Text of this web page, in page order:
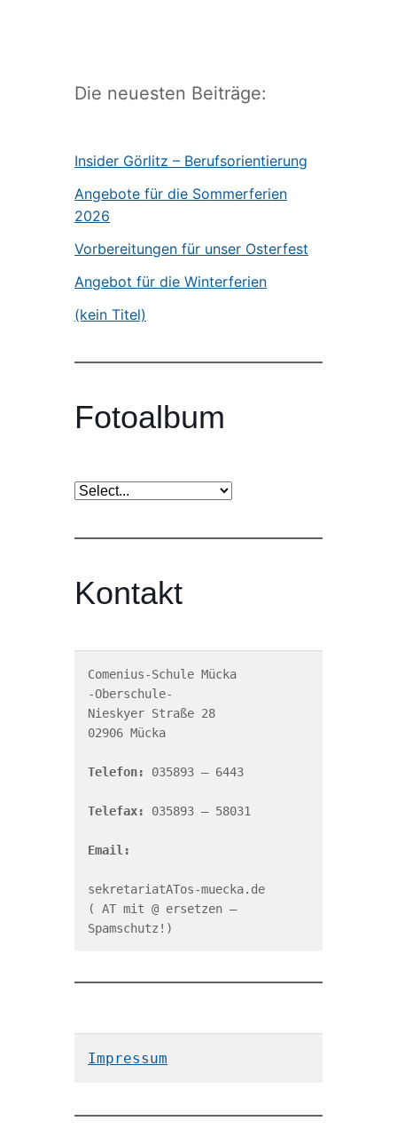
Die neuesten Beiträge:
Insider Görlitz – Berufsorientierung
Angebote für die Sommerferien
2026
Vorbereitungen für unser Osterfest
Angebot für die Winterferien
(kein Titel)
Fotoalbum
Kontakt
Comenius-Schule Mücka
-Oberschule-
Nieskyer Straße 28
02906 Mücka
Telefon: 035893 – 6443
Telefax: 035893 – 58031
Email:
sekretariatATos-muecka.de
( AT mit @ ersetzen –
Spamschutz!)
Impressum